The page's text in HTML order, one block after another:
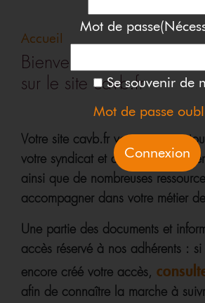
Mot de passe
Se souvenir de
Mot de passe
Accueil
Bienvenue
sur le site cavb.fr
Votre site cavb.fr vous propose
votre syndicat et de
ainsi que de nombreuses
accompagner dans votre métier
Une partie des documents et
accès réservé à nos adhérents :
encore créé votre accès,
afin de connaître la marche à